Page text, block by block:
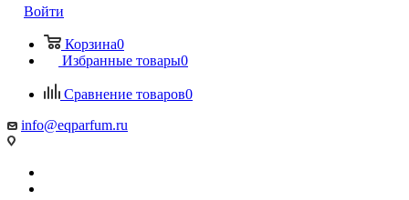
Войти
Корзина0
Избранные товары0
Сравнение товаров0
info@eqparfum.ru